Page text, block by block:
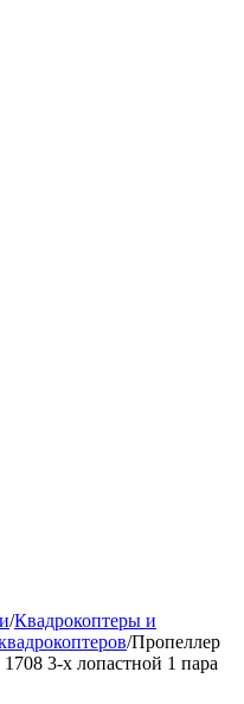
/Квадрокоптеры и
/Пропеллер
3-х лопастной 1 пара